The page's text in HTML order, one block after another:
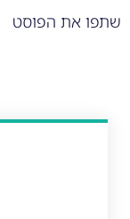
שתפו את הפוסט